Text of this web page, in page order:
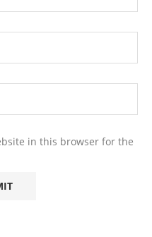
in this browser for the